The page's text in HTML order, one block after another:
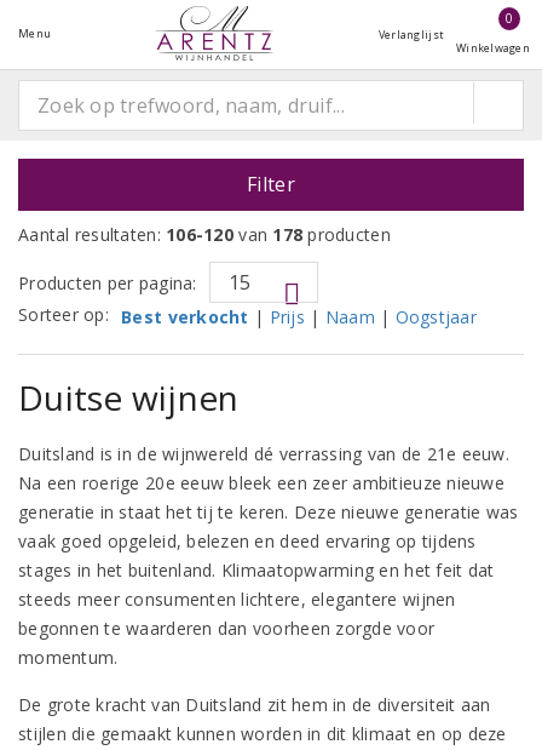
Menu Verlanglijst
0
Winkelwagen
Filter
Aantal resultaten: 106-120van 178 producten
Producten per pagina:
Sorteer op:
Best verkocht | Prijs | Naam | Oogstjaar
Duitse wijnen
Duitsland is in de wijnwereld dé verrassing van de 21e eeuw.
Na een roerige 20e eeuw bleek een zeer ambitieuze nieuwe
generatie in staat het tij te keren. Deze nieuwe generatie was
vaak goed opgeleid, belezen en deed ervaring op tijdens
stages in het buitenland. Klimaatopwarming en het feit dat
steeds meer consumenten lichtere, elegantere wijnen
begonnen te waarderen dan voorheen zorgde voor
momentum.
De grote kracht van Duitsland zit hem in de diversiteit aan
stijlen die gemaakt kunnen worden in dit klimaat en op deze